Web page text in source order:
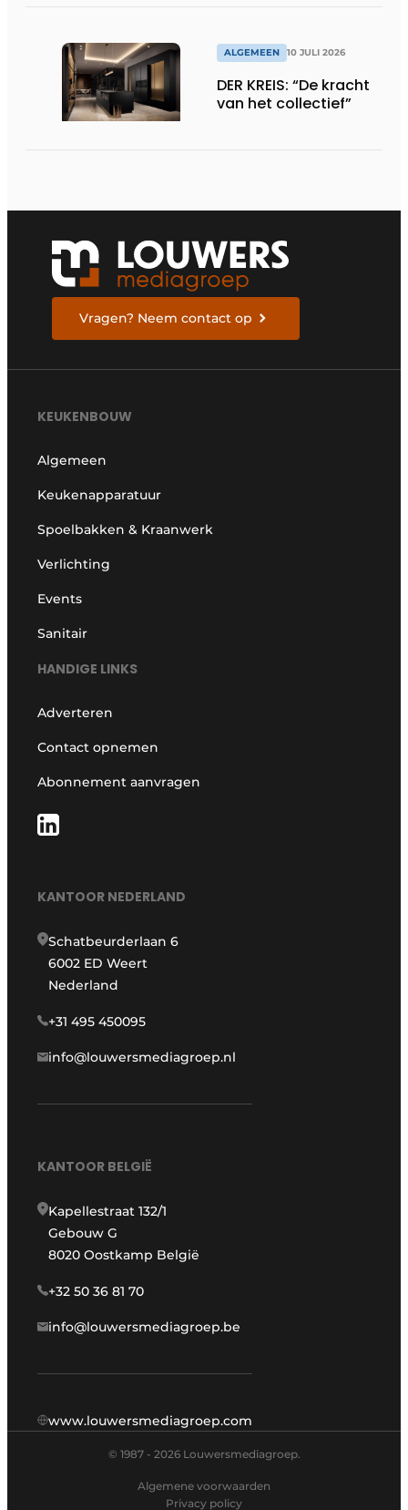
ALGEMEEN 10 JULI 2026
DER KREIS: “De kracht
van het collectief”
Vragen? Neem contact op
KEUKENBOUW
Algemeen
Keukenapparatuur
Spoelbakken & Kraanwerk
Verlichting
Events
Sanitair
HANDIGE LINKS
Adverteren
Contact opnemen
Abonnement aanvragen
KANTOOR NEDERLAND
Schatbeurderlaan 6
6002 ED Weert
Nederland
+31 495 450095
info@louwersmediagroep.nl
KANTOOR BELGIË
Kapellestraat 132/1
Gebouw G
8020 Oostkamp België
+32 50 36 81 70
info@louwersmediagroep.be
www.louwersmediagroep.com
© 1987 - 2026 Louwersmediagroep.
Algemene voorwaarden
Privacy policy